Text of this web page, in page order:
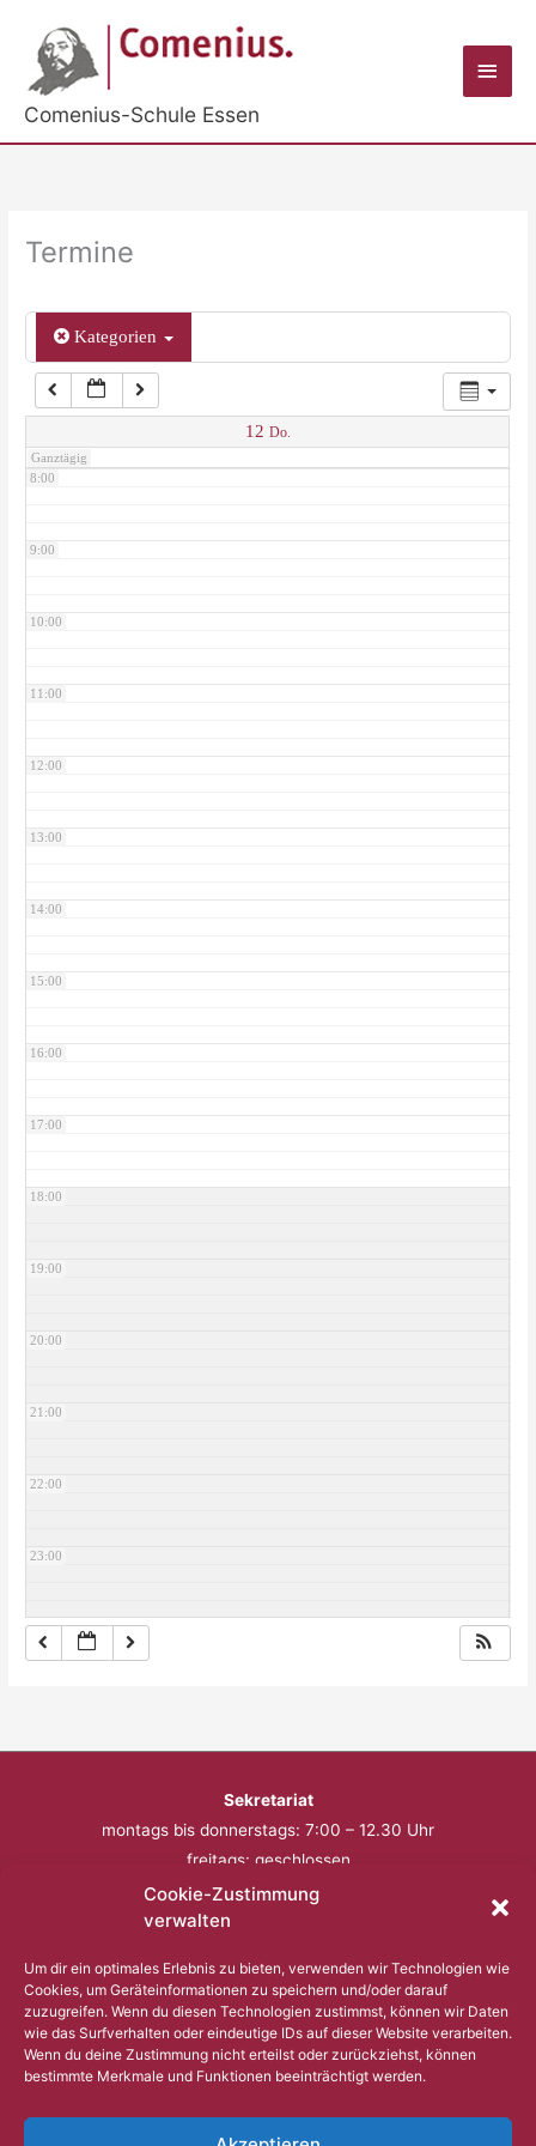
Cookie-Zustimmung
verwalten
Um dir ein optimales Erlebnis zu bieten, verwenden wir Technologien wie
Cookies, um Geräteinformationen zu speichern und/oder darauf
zuzugreifen. Wenn du diesen Technologien zustimmst, können wir Daten
wie das Surfverhalten oder eindeutige IDs auf dieser Website verarbeiten.
Wenn du deine Zustimmung nicht erteilst oder zurückziehst, können
bestimmte Merkmale und Funktionen beeinträchtigt werden.
springen
Comenius-Schule Essen
Termine
Kategorien
12 Do.
Ganztägig
2:00
3:00
5:00
6:00
7:00
8:00
9:00
10:00
11:00
12:00
13:00
14:00
15:00
16:00
17:00
18:00
19:00
20:00
21:00
22:00
23:00
Sekretariat
montags bis donnerstags: 7:00 – 12.30 Uhr
freitags: geschlossen
Telefon: 0201 – 57 17 430
Bitte nutzen Sie außerhalb der Öffnungszeiten den
Anrufbeantworter.